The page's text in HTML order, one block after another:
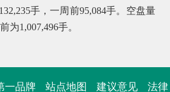
手，一周前95,084手。空盘量
为1,007,496手。
一品牌 站点地图 建议意见 法律